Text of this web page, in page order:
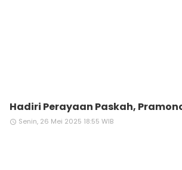
Hadiri Perayaan Paskah,
access_time Senin, 26 Mei 2025 18:55 WIB